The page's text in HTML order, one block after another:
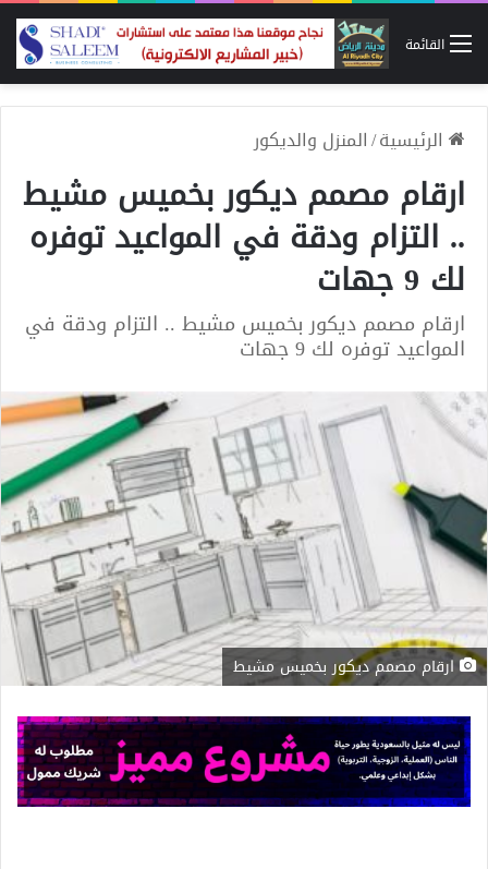
القائمة
الرئيسية/المنزل والديكور
ارقام مصمم ديكور بخميس مشيط
.. التزام ودقة في المواعيد توفره
لك 9 جهات
ارقام مصمم ديكور بخميس مشيط .. التزام ودقة في
المواعيد توفره لك 9 جهات
ارقام مصمم ديكور بخميس مشيط